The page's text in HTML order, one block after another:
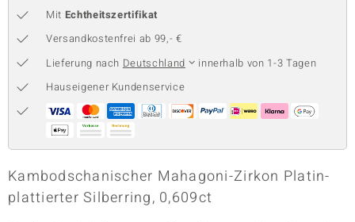
Collection
Classics
Mit Echtheitszertifikat
Versandkostenfrei ab 99,- €
Lieferung nach Deutschland
innerhalb von 1-3 Tagen
Hauseigener Kundenservice
Kambodschanischer Mahagoni-Zirkon Platin-
plattierter Silberring, 0,609ct